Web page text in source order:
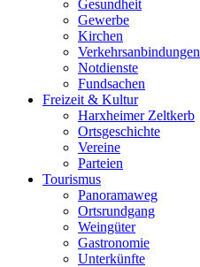
Gesundheit
Gewerbe
Kirchen
Verkehrsanbindungen
Notdienste
Fundsachen
Freizeit & Kultur
Harxheimer Zeltkerb
Ortsgeschichte
Vereine
Parteien
Tourismus
Panoramaweg
Ortsrundgang
Weingüter
Gastronomie
Unterkünfte